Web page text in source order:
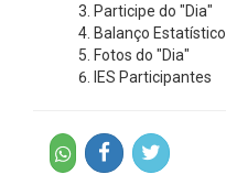
Participe do "Dia"
Balanço Estatístico
Fotos do "Dia"
IES Participantes